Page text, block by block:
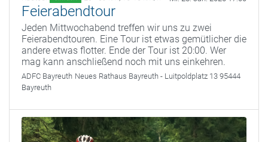
Feierabendtour
Jeden Mittwochabend treffen wir uns zu zwei
Feierabendtouren. Eine Tour ist etwas gemütlicher die
andere etwas flotter. Ende der Tour ist 20:00. Wer
mag kann anschließend noch mit uns einkehren.
ADFC Bayreuth Neues Rathaus Bayreuth - Luitpoldplatz 13 95444
Bayreuth